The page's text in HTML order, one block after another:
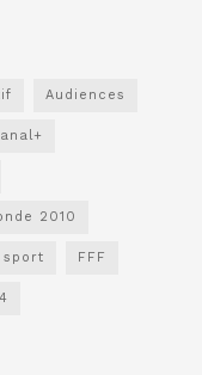
Audiences
2010
sport FFF